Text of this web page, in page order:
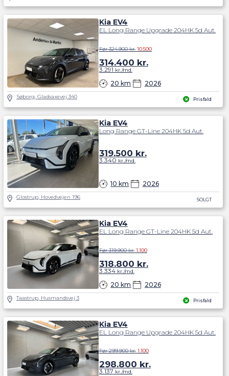
Prisfald
Kia EV4
EL Long Range Upgrade 204HK 5d Aut.
20 km 2026
Før 324.900 kr. 10.500
314.400 kr.
3.291 kr./md.
Søborg, Gladsaxevej 340
SOLGT
Kia EV4
Long Range GT-Line 204HK 5d Aut.
10 km 2026
319.500 kr.
3.340 kr./md.
Glostrup, Hovedvejen 196
Prisfald
Kia EV4
EL Long Range GT-Line 204HK 5d Aut.
20 km 2026
Før 319.900 kr. 1.100
318.800 kr.
3.334kr./md.
Taastrup, Husmandsvej 3
Kia EV4
EL Long Range Upgrade 204HK 5d Aut.
Før 299.900 kr. 1.100
298.800 kr.
3.137 kr./md.